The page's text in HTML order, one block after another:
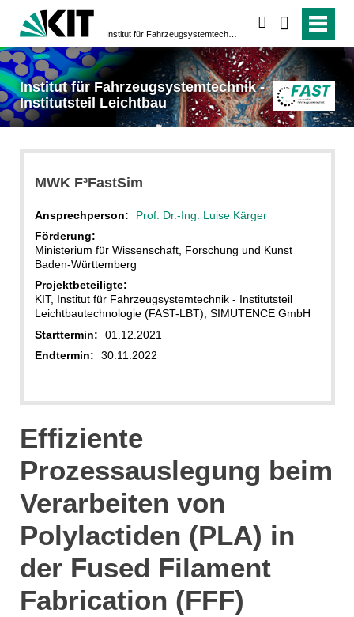
Institut für Fahrzeugsystemtechnik -
Institutsteil Leichtbau
MWK F³FastSim
Ansprechperson:
Prof. Dr.-Ing. Luise Kärger
Förderung:
Ministerium für Wissenschaft, Forschung und Kunst
Baden-Württemberg
Projektbeteiligte:
KIT, Institut für Fahrzeugsystemtechnik - Institutsteil
Leichtbautechnologie (FAST-LBT); SIMUTENCE GmbH
Starttermin:
01.12.2021
Endtermin:
30.11.2022
Effiziente
Prozessauslegung beim
Verarbeiten von
Polylactiden (PLA) in
der Fused Filament
Fabrication (FFF)